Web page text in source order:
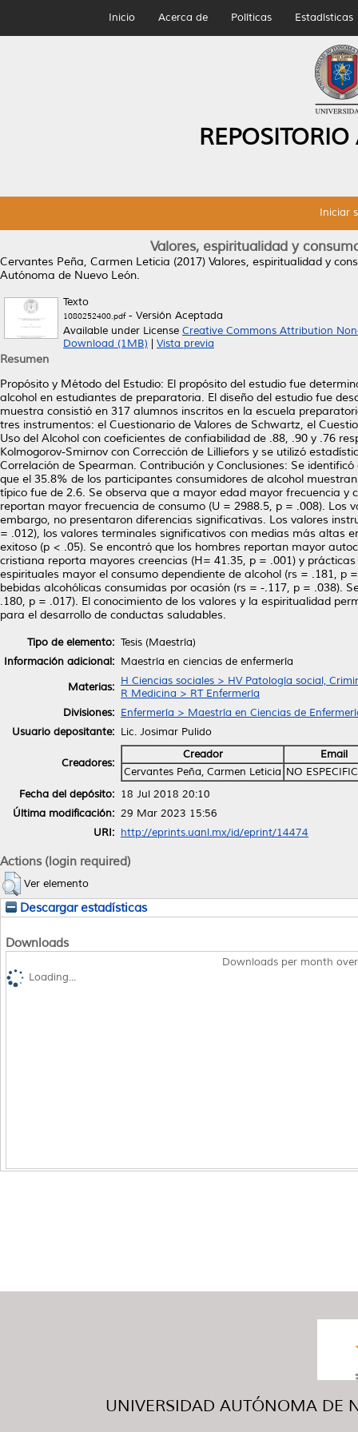
Inicio Acerca de Políticas Estadísticas
Iniciar
Valores, espiritualidad y
Cervantes Peña, Carmen Leticia (2017) Valores, espiritualidad y
Autónoma de Nuevo León.
Texto
1080252400.pdf- Versión Aceptada
Available under License Creative Commons Attribution
Download (1MB)
Vista previa
Resumen
Propósito y Método del Estudio: El propósito del estudio fue
alcohol en estudiantes de preparatoria. El diseño del estudio fue
muestra consistió en 317 alumnos inscritos en la escuela
tres instrumentos: el Cuestionario de Valores de Schwartz, el
Uso del Alcohol con coeficientes de confiabilidad de .88, .90 y .76
Kolmogorov-Smirnov con Corrección de Lilliefors y se utilizó
Correlación de Spearman. Contribución y Conclusiones: Se
que el 35.8% de los participantes consumidores de alcohol
típico fue de 2.6. Se observa que a mayor edad mayor frecuencia
reportan mayor frecuencia de consumo (U = 2988.5, p = .008).
embargo, no presentaron diferencias significativas. Los valores
= .012), los valores terminales significativos con medias más altas
exitoso (p < .05). Se encontró que los hombres reportan mayor
cristiana reporta mayores creencias (H= 41.35, p = .001) y
espirituales mayor el consumo dependiente de alcohol (rs = .181,
bebidas alcohólicas consumidas por ocasión (rs = -.117, p = .038).
.180, p = .017). El conocimiento de los valores y la espiritualidad
para el desarrollo de conductas saludables.
Tipo de elemento: Tesis (Maestría)
Información adicional: Maestría en ciencias de enfermería
Materias: H Ciencias sociales > HV Patología social,
R Medicina > RT Enfermería
Divisiones: Enfermería > Maestría en Ciencias de
Usuario depositante: Lic. Josimar Pulido
Creadores:
Creador
Email
Cervantes Peña, Carmen Leticia NO
Fecha del depósito: 18 Jul 2018 20:10
Última modificación: 29 Mar 2023 15:56
URI: http://eprints.uanl.mx/id/eprint/14474
Actions (login required)
Ver elemento
Descargar estadísticas
Downloads
Downloads per month
Loading...
UNIVERSIDAD AUTÓNOMA DE